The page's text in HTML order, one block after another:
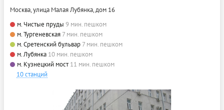
Москва, улица Малая Лубянка, дом 16
м. Чистые пруды 9 мин. пешком
м. Тургеневская 7 мин. пешком
м. Сретенский бульвар 7 мин. пешком
м. Лубянка 10 мин. пешком
м. Кузнецкий мост 11 мин. пешком
10 станций